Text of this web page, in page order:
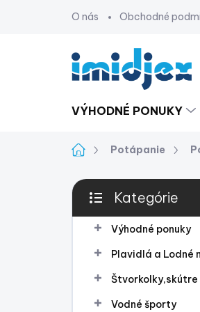
O nás Obchodné
VÝHODNÉ PONUKY
DomovPotápanie
B
č
Preskočiť
kategórie
Kategórie
Výhodné ponuky
Plavidlá a Lodné
Vodné športy